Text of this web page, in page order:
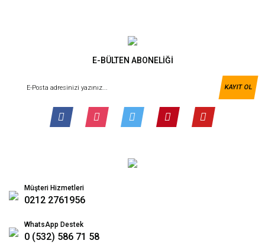
E-BÜLTEN ABONELİĞİ
KAYIT OL
Müşteri Hizmetleri
0212 2761956
WhatsApp Destek
0 (532) 586 71 58